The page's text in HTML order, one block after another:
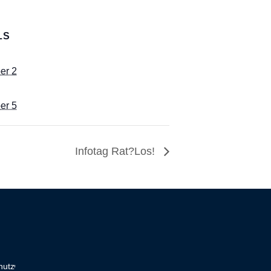
2
5
Infotag Rat?Los!